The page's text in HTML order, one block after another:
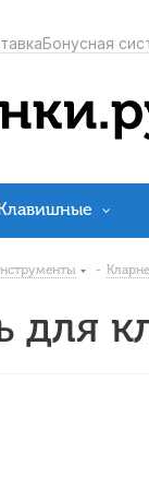
Бонусная
-
для